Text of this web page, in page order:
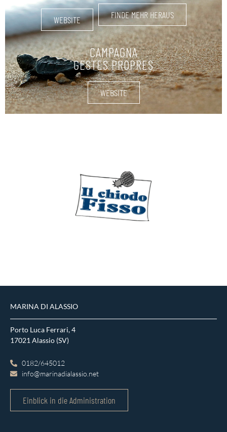
WEBSITE FINDE MEHR HERAUS
CAMPAGNA
GESTES PROPRES
WEBSITE
MARINA DI ALASSIO
Porto Luca Ferrari, 4
17021 Alassio (SV)
0182/645012
info@marinadialassio.net
Einblick in die Administration